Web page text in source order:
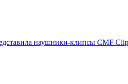
наушники-клипсы CMF